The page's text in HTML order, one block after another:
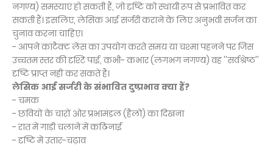
नगण्य) समस्याएं हो सकती हैं, जो दृष्टि को स्थायी रूप से प्रभावित कर
सकती हैं। इसलिए, लेसिक आई सर्जरी कराने के लिए अनुभवी सर्जन का
चुनाव करना चाहिए।
- आपने कांटैक्ट लेंस का उपयोग करते समय या चश्मा पहनने पर जिस
उच्चतम स्तर की दृश्टि पाई, कभी- कभार (लगभग नगण्य) वह ''सर्वश्रेष्ठ''
दृष्टि प्राप्त नहीं कर सकते हैं।
लेसिक आई सर्जरी के संभावित दुष्प्रभाव क्या हैं?
- चमक
- छवियों के चारों ओर प्रभामंडल (हैलो) का दिखना
- रात में गाड़ी चलाने में कठिनाई
- दृष्टि में उतार-चढ़ाव